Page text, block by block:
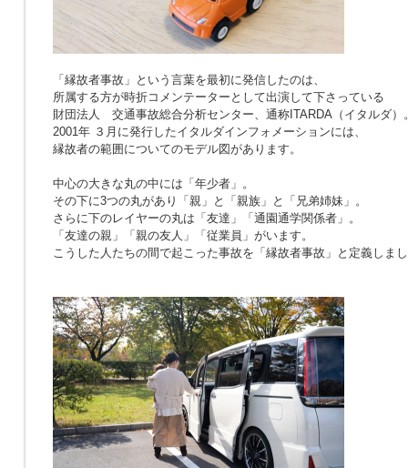
「縁故者事故」という言葉を最初に発信したのは、
所属する方が時折コメンテーターとして出演して下さっている
財団法人 交通事故総合分析センター、通称ITARDA（イタルダ）
2001年 ３月に発行したイタルダインフォメーションには、
縁故者の範囲についてのモデル図があります。
中心の大きな丸の中には「年少者」。
その下に3つの丸があり「親」と「親族」と「兄弟姉妹」。
さらに下のレイヤーの丸は「友達」「通園通学関係者」。
「友達の親」「親の友人」「従業員」がいます。
こうした人たちの間で起こった事故を「縁故者事故」と定義しま